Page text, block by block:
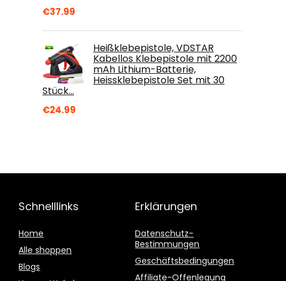
€37.99
Heißklebepistole, VDSTAR
Kabellos Klebepistole mit 2200
mAh Lithium-Batterie,
Heissklebepistole Set mit 30
Stück…
€24.99
Schnelllinks
Home
Alle shoppen
Blogs
Erklärungen
Datenschutz-
Bestimmungen
Geschäftsbedingungen
Affiliate-Offenlegung